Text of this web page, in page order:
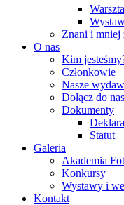
Znani i mniej
O nas
Kim
Członkowie
Nasze
Dołącz do nas
Dokumenty
Statut
Galeria
Akademia
Konkursy
Wystawy i
Kontakt